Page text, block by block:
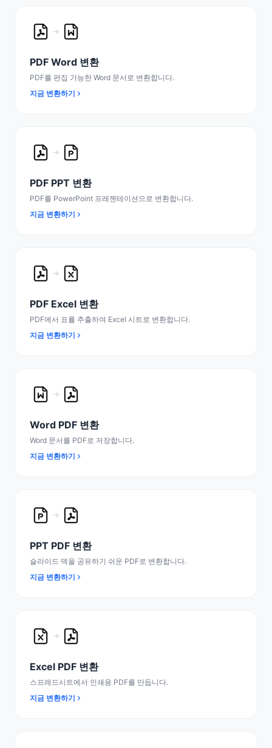
PDF Word 변환
PDF를 편집 가능한 Word 문서로 변환합니다.
지금 변환하기
PDF PPT 변환
PDF를 PowerPoint 프레젠테이션으로 변환합니다.
지금 변환하기
PDF Excel 변환
PDF에서 표를 추출하여 Excel 시트로 변환합니다.
지금 변환하기
Word PDF 변환
Word 문서를 PDF로 저장합니다.
지금 변환하기
PPT PDF 변환
슬라이드 덱을 공유하기 쉬운 PDF로 변환합니다.
지금 변환하기
Excel PDF 변환
스프레드시트에서 인쇄용 PDF를 만듭니다.
지금 변환하기